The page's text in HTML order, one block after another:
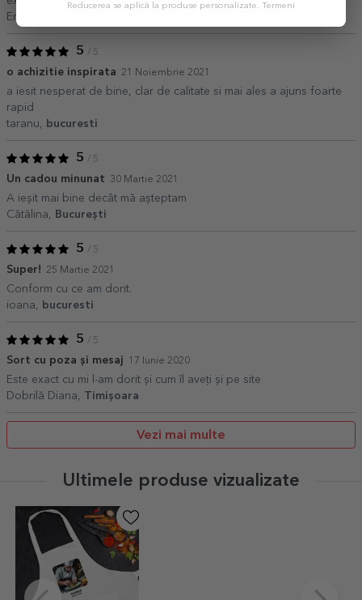
Emi,
5 / 5
o achizitie inspirata 21 Noiembrie 2021
a iesit nesperat de bine, clar de calitate si mai ales a ajuns foarte
rapid
taranu, bucuresti
5 / 5
Un cadou minunat 30 Martie 2021
A ieşit mai bine decât mă aşteptam
Cătălina,
Bucureşti
5 / 5
Super! 25 Martie 2021
Conform cu ce am dorit.
ioana, bucuresti
5 / 5
Sort cu poza și mesaj 17 Iunie 2020
Este exact cu mi l-am dorit și cum îl aveți și pe site
Dobrilă Diana, Timișoara
Vezi mai multe
Ultimele produse vizualizate
Reducerea se aplică la produse personalizate. Termeni